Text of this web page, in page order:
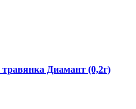
травянка Диамант (0,2г)